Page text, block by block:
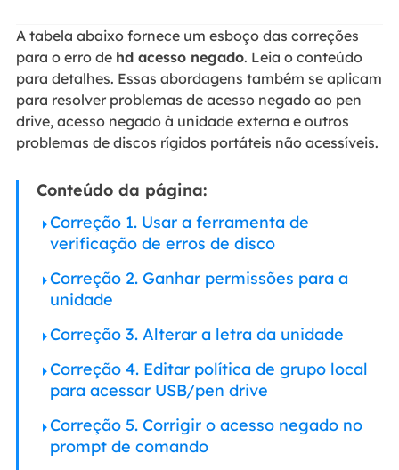
A tabela abaixo fornece um esboço das correções
para o erro de hd acesso negado. Leia o conteúdo
para detalhes. Essas abordagens também se aplicam
para resolver problemas de acesso negado ao pen
drive, acesso negado à unidade externa e outros
problemas de discos rígidos portáteis não acessíveis.
Conteúdo da página:
Correção 1. Usar a ferramenta de
verificação de erros de disco
Correção 2. Ganhar permissões para a
unidade
Correção 3. Alterar a letra da unidade
Correção 4. Editar política de grupo local
para acessar USB/pen drive
Correção 5. Corrigir o acesso negado no
prompt de comando